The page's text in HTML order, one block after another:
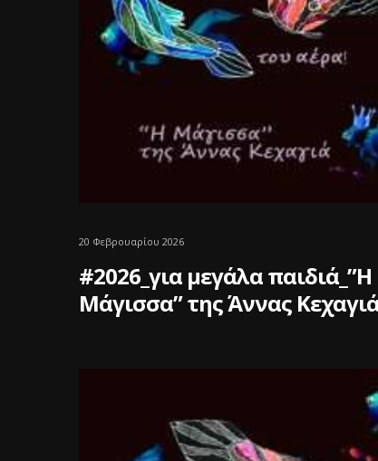
20 Φεβρουαρίου 2026
#2026_για μεγάλα παιδιά_”Η
Μάγισσα” της Άννας